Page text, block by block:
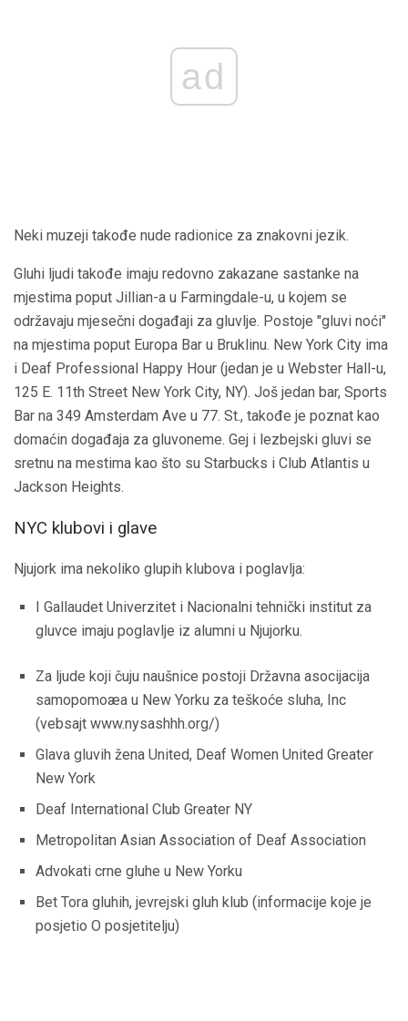
ad
Neki muzeji takođe nude radionice za znakovni jezik.
Gluhi ljudi takođe imaju redovno zakazane sastanke na
mjestima poput Jillian-a u Farmingdale-u, u kojem se
održavaju mjesečni događaji za gluvlje. Postoje "gluvi noći"
na mjestima poput Europa Bar u Bruklinu. New York City ima
i Deaf Professional Happy Hour (jedan je u Webster Hall-u,
125 E. 11th Street New York City, NY). Još jedan bar, Sports
Bar na 349 Amsterdam Ave u 77. St., takođe je poznat kao
domaćin događaja za gluvoneme. Gej i lezbejski gluvi se
sretnu na mestima kao što su Starbucks i Club Atlantis u
Jackson Heights.
NYC klubovi i glave
Njujork ima nekoliko glupih klubova i poglavlja:
I Gallaudet Univerzitet i Nacionalni tehnički institut za
gluvce imaju poglavlje iz alumni u Njujorku.
Za ljude koji čuju naušnice postoji Državna asocijacija
samopomoæa u New Yorku za teškoće sluha, Inc
(vebsajt www.nysashhh.org/)
Glava gluvih žena United, Deaf Women United Greater
New York
Deaf International Club Greater NY
Metropolitan Asian Association of Deaf Association
Advokati crne gluhe u New Yorku
Bet Tora gluhih, jevrejski gluh klub (informacije koje je
posjetio O posjetitelju)